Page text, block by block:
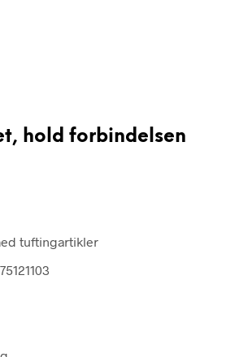
hold forbindelsen
tuftingartikler